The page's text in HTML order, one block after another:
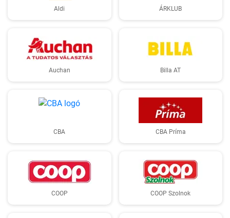
Aldi ÁRKLUB
Auchan Billa AT
CBA CBA Príma
COOP COOP Szolnok